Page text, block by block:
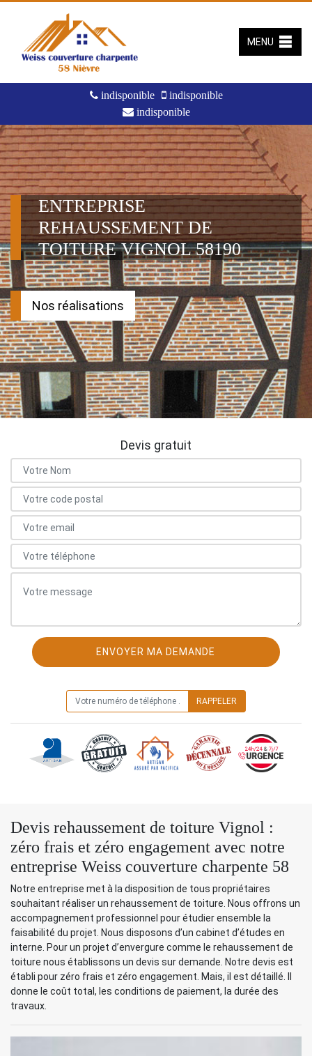
indisponible
indisponible
indisponible
MENU
ENTREPRISE
REHAUSSEMENT DE
TOITURE VIGNOL 58190
Nos réalisations
Devis gratuit
Devis rehaussement de toiture Vignol :
zéro frais et zéro engagement avec notre
entreprise Weiss couverture charpente 58
Notre entreprise met à la disposition de tous propriétaires
souhaitant réaliser un rehaussement de toiture. Nous offrons un
accompagnement professionnel pour étudier ensemble la
faisabilité du projet. Nous disposons d’un cabinet d’études en
interne. Pour un projet d’envergure comme le rehaussement de
toiture nous établissons un devis sur demande. Notre devis est
établi pour zéro frais et zéro engagement. Mais, il est détaillé. Il
donne le coût total, les conditions de paiement, la durée des
travaux.